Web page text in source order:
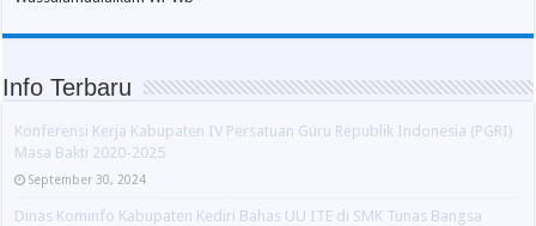
Info Terbaru
Konferensi Kerja Kabupaten IV Persatuan Guru Republik Indonesia (PGRI)
Masa Bakti 2020-2025
September 30, 2024
Dinas Kominfo Kabupaten Kediri Bahas UU ITE di SMK Tunas Bangsa